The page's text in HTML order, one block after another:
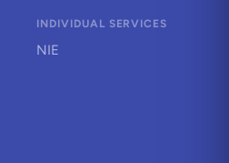
INDIVIDUAL SERVICES
NIE